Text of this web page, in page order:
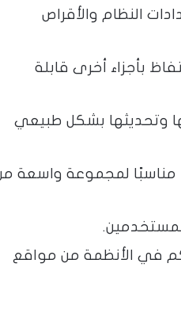
النظام والأقراص
بأجزاء أخرى قابلة
وتحديثها بشكل طبيعي
مناسبًا لمجموعة واسعة
في الأنظمة من مواقع